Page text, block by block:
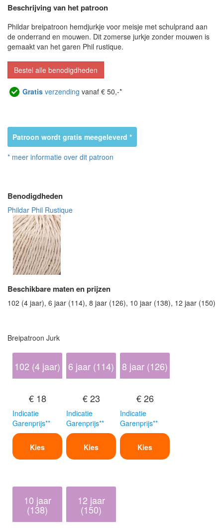
Beschrijving van het patroon
Phildar breipatroon hemdjurkje voor meisje met schulprand aan
de onderrand en mouwen. Dit zomerse jurkje zonder mouwen is
gemaakt van het garen Phil rustique.
Bestel alle benodigdheden
Gratis verzending vanaf € 50,-*
Patroon wordt gratis meegeleverd *
* meer informatie over dit patroon
Benodigdheden
Phildar Phil Rustique
Beschikbare maten en prijzen
102 (4 jaar), 6 jaar (114), 8 jaar (126), 10 jaar (138), 12 jaar (150)
Breipatroon Jurk
102 (4 jaar)
€ 18
Indicatie
Garenprijs**
Kies
6 jaar (114)
€ 23
Indicatie
Garenprijs**
Kies
8 jaar (126)
€ 26
Indicatie
Garenprijs**
Kies
10 jaar
(138)
12 jaar
(150)